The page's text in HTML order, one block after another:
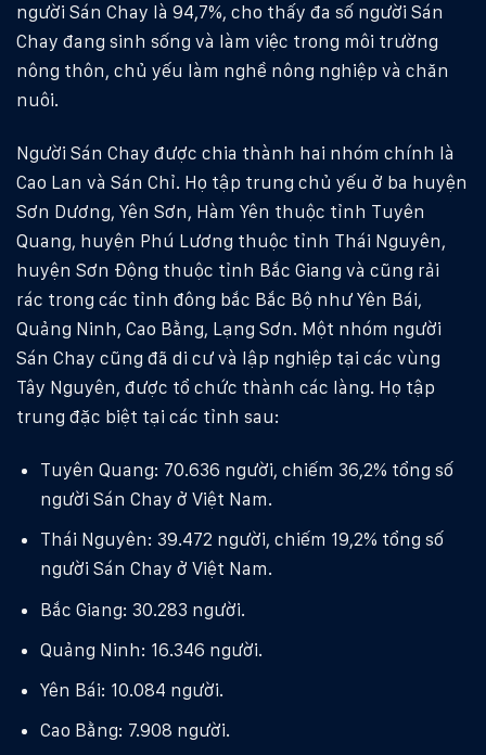
người Sán Chay là 94,7%, cho thấy đa số người Sán
Chay đang sinh sống và làm việc trong môi trường
nông thôn, chủ yếu làm nghề nông nghiệp và chăn
nuôi.
Người Sán Chay được chia thành hai nhóm chính là
Cao Lan và Sán Chỉ. Họ tập trung chủ yếu ở ba huyện
Sơn Dương, Yên Sơn, Hàm Yên thuộc tỉnh Tuyên
Quang, huyện Phú Lương thuộc tỉnh Thái Nguyên,
huyện Sơn Động thuộc tỉnh Bắc Giang và cũng rải
rác trong các tỉnh đông bắc Bắc Bộ như Yên Bái,
Quảng Ninh, Cao Bằng, Lạng Sơn. Một nhóm người
Sán Chay cũng đã di cư và lập nghiệp tại các vùng
Tây Nguyên, được tổ chức thành các làng. Họ tập
trung đặc biệt tại các tỉnh sau:
Tuyên Quang: 70.636 người, chiếm 36,2% tổng số
người Sán Chay ở Việt Nam.
Thái Nguyên: 39.472 người, chiếm 19,2% tổng số
người Sán Chay ở Việt Nam.
Bắc Giang: 30.283 người.
Quảng Ninh: 16.346 người.
Yên Bái: 10.084 người.
Cao Bằng: 7.908 người.